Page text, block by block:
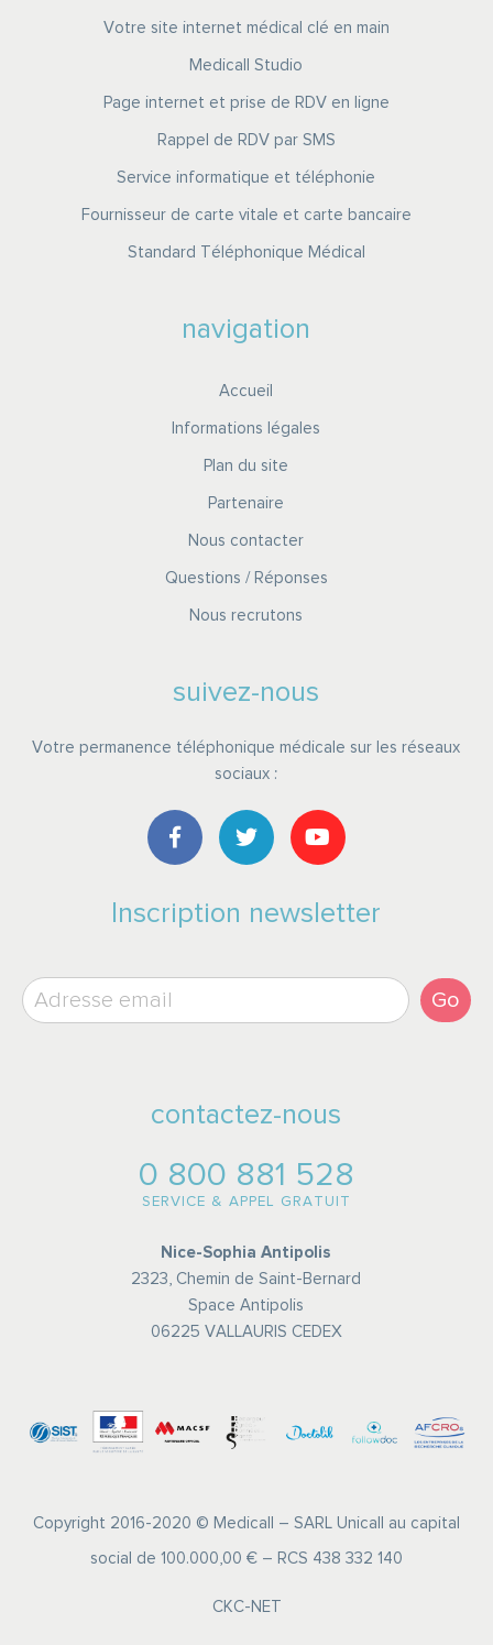
Votre site internet médical clé en main
Medicall Studio
Page internet et prise de RDV en ligne
Rappel de RDV par SMS
Service informatique et téléphonie
Fournisseur de carte vitale et carte bancaire
Standard Téléphonique Médical
navigation
Accueil
Informations légales
Plan du site
Partenaire
Nous contacter
Questions / Réponses
Nous recrutons
suivez-nous
Votre permanence téléphonique médicale sur les réseaux
sociaux :
Inscription newsletter
Go
contactez-nous
0 800 881 528
SERVICE & APPEL GRATUIT
Nice-Sophia Antipolis
2323, Chemin de Saint-Bernard
Space Antipolis
06225 VALLAURIS CEDEX
Copyright 2016-2020 © Medicall – SARL Unicall au capital
social de 100.000,00 € – RCS 438 332 140
CKC-NET